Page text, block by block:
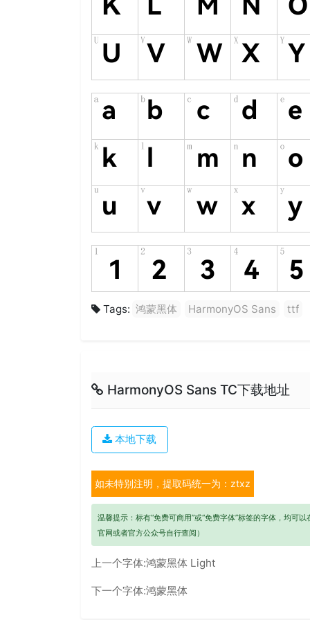
Tags: 鸿蒙黑体 HarmonyOS Sans ttf
HarmonyOS Sans TC下载地址
本地下载
如未特别注明，提取码统一为：ztxz
温馨提示：标有“免费可商用”或“免费字体”标签的字体，均可
官网或者官方公众号自行查阅）
上一个字体:鸿蒙黑体 Light
下一个字体:鸿蒙黑体